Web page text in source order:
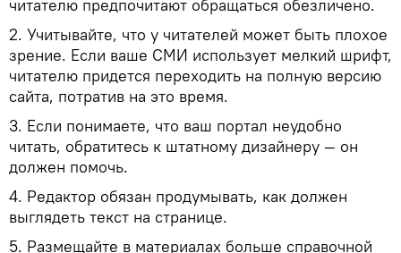
читателю предпочитают обращаться обезличено.
2. Учитывайте, что у читателей может быть плохое
зрение. Если ваше СМИ использует мелкий шрифт,
читателю придется переходить на полную версию
сайта, потратив на это время.
3. Если понимаете, что ваш портал неудобно
читать, обратитесь к штатному дизайнеру — он
должен помочь.
4. Редактор обязан продумывать, как должен
выглядеть текст на странице.
5. Размещайте в материалах больше справочной